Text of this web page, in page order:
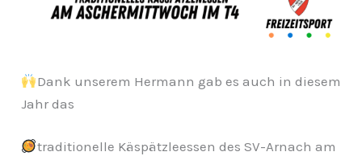
Dank unserem Hermann gab es auch in diesem
Jahr das
traditionelle Käspätzleessen des SV-Arnach am